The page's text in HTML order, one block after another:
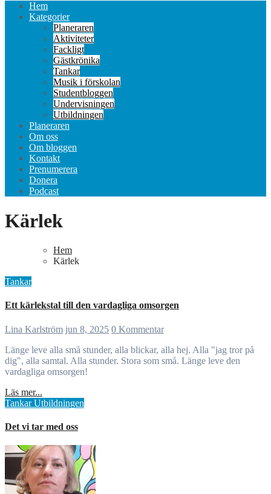
Hem
Kategorier
Planeraren
Aktiviteter
Fackligt
Gästkrönika
Tankar
Musik i förskolan
Studentbloggen
Undervisningen
Utbildningen
Planeraren
Om oss
Om bloggen
Kontakt
Prenumerera
Donera
Podcast
Kärlek
Hem
Kärlek
Tankar
Ett kärlekstal till den vardagliga omsorgen
Lina Karlström jun 8, 2025 0 Kommentar
Länge leve alla små stunder, alla blickar, alla hej. Alla "jag tror på
dig", alla samtal. Alla stunder. Stora som små. Länge leve den
vardagliga omsorgen!
Läs mer...
TankarUtbildningen
Det vi tar med oss